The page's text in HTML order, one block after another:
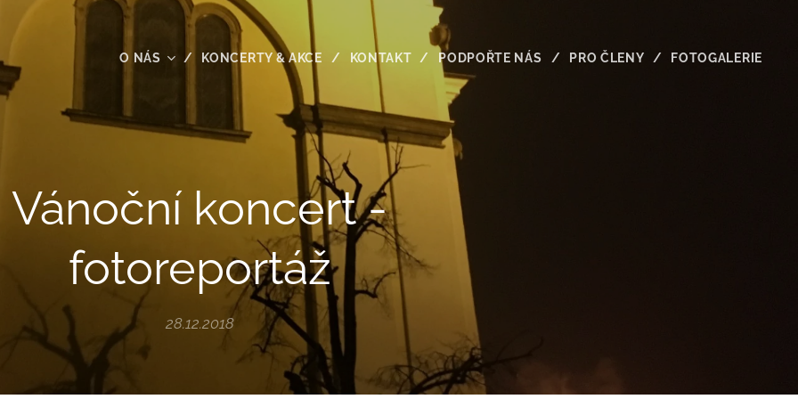
O NÁS KONCERTY & AKCE KONTAKT PODPOŘTE NÁS PRO ČLENY FOTOGALERIE
Vánoční koncert -
fotoreportáž
28.12.2018